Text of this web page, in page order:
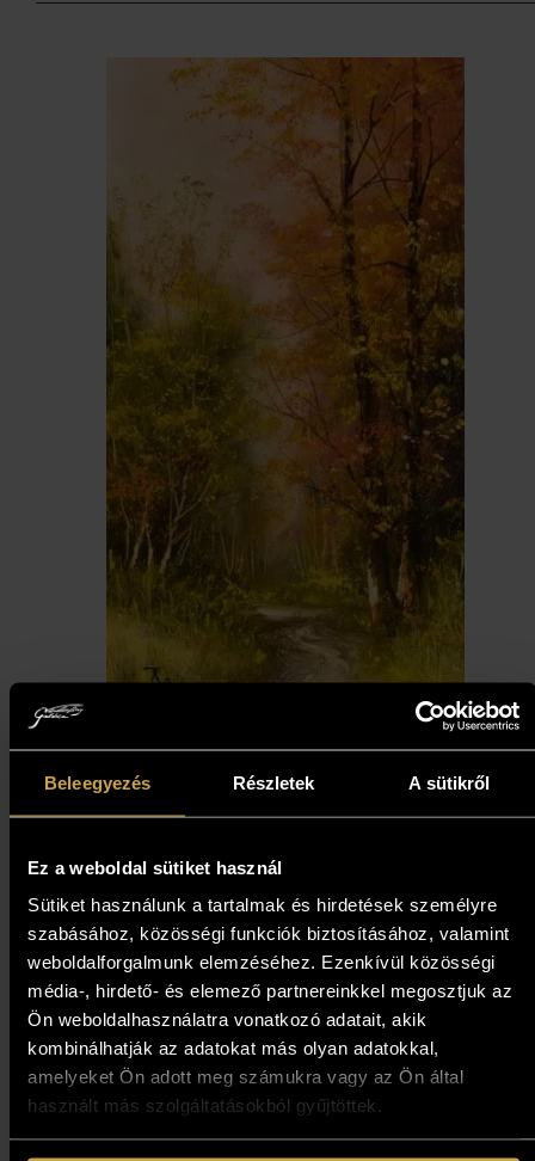
Beleegyezés Részletek A sütikről
Ez a weboldal sütiket használ
Sütiket használunk a tartalmak és hirdetések személyre
szabásához, közösségi funkciók biztosításához, valamint
weboldalforgalmunk elemzéséhez. Ezenkívül közösségi
média-, hirdető- és elemező partnereinkkel megosztjuk az
Ön weboldalhasználatra vonatkozó adatait, akik
kombinálhatják az adatokat más olyan adatokkal,
amelyeket Ön adott meg számukra vagy az Ön által
használt más szolgáltatásokból gyűjtöttek.
Benda Zoltán - Az erdőn át
98 000Ft
Kosárba teszem